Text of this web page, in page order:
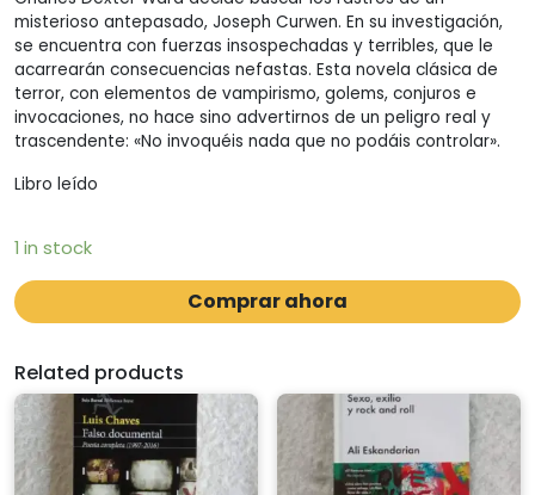
misterioso antepasado, Joseph Curwen. En su investigación,
se encuentra con fuerzas insospechadas y terribles, que le
acarrearán consecuencias nefastas. Esta novela clásica de
terror, con elementos de vampirismo, golems, conjuros e
invocaciones, no hace sino advertirnos de un peligro real y
trascendente: «No invoquéis nada que no podáis controlar».
Libro leído
1 in stock
Comprar ahora
Related products